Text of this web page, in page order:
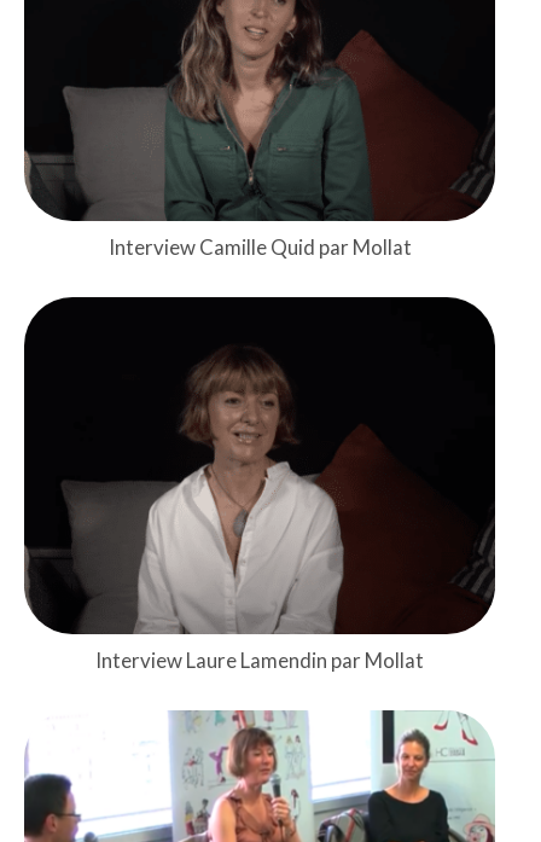
Interview Camille Quid par Mollat
Interview Laure Lamendin par Mollat